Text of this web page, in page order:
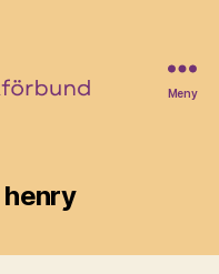
Meny
henry